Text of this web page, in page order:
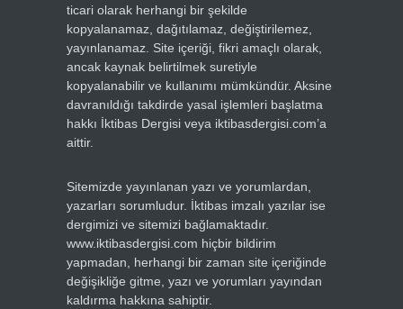
ticari olarak herhangi bir şekilde
kopyalanamaz, dağıtılamaz, değiştirilemez,
yayınlanamaz. Site içeriği, fikri amaçlı olarak,
ancak kaynak belirtilmek suretiyle
kopyalanabilir ve kullanımı mümkündür. Aksine
davranıldığı takdirde yasal işlemleri başlatma
hakkı İktibas Dergisi veya iktibasdergisi.com’a
aittir.
Sitemizde yayınlanan yazı ve yorumlardan,
yazarları sorumludur. İktibas imzalı yazılar ise
dergimizi ve sitemizi bağlamaktadır.
www.iktibasdergisi.com hiçbir bildirim
yapmadan, herhangi bir zaman site içeriğinde
değişikliğe gitme, yazı ve yorumları yayından
kaldırma hakkına sahiptir.